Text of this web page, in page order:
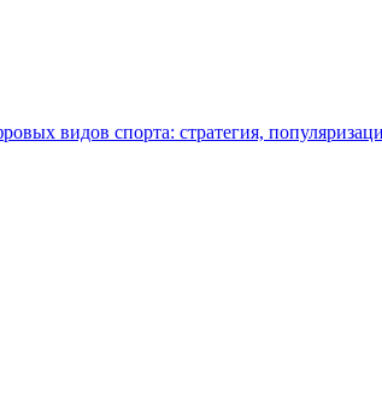
видов спорта: стратегия,